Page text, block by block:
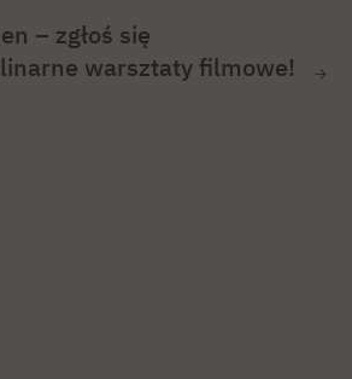
– zgłoś się
warsztaty filmowe!